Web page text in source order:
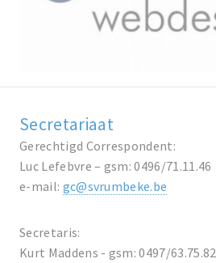
Secretariaat
Gerechtigd Correspondent:
Luc Lefebvre – gsm: 0496/71.11.46
e-mail: gc@svrumbeke.be
Secretaris:
Kurt Maddens - gsm: 0497/63.75.82